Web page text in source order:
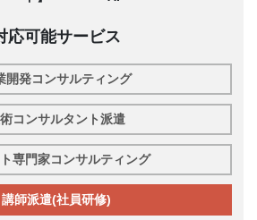
応可能サービス
開発コンサルティング
コンサルタント派遣
専門家コンサルティング
講師派遣(社員研修)